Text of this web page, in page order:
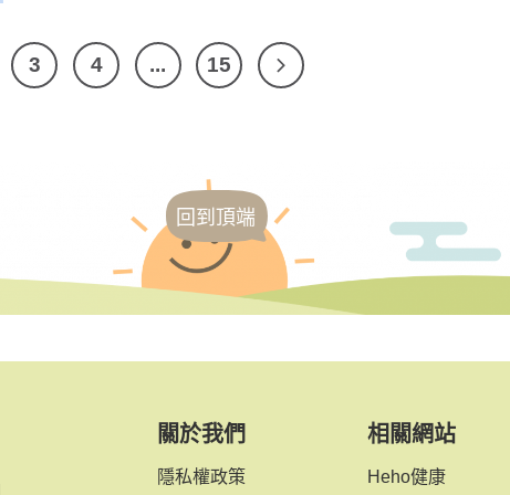
3 4 ... 15
回到頂端
關於我們
隱私權政策
相關網站
Heho健康